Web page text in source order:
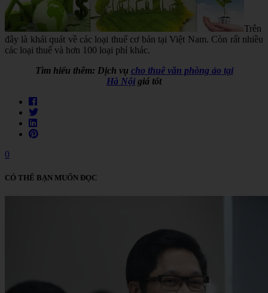
Trên
đây là khái quát về các loại thuế cơ bản tại Việt Nam. Còn rất nhiều
các loại thuế và hơn 100 loại phí khác.
Tìm hiểu thêm: Dịch vụ cho thuê văn phòng ảo tại
Hà Nội giá tốt
0
CÓ THỂ BẠN MUỐN ĐỌC